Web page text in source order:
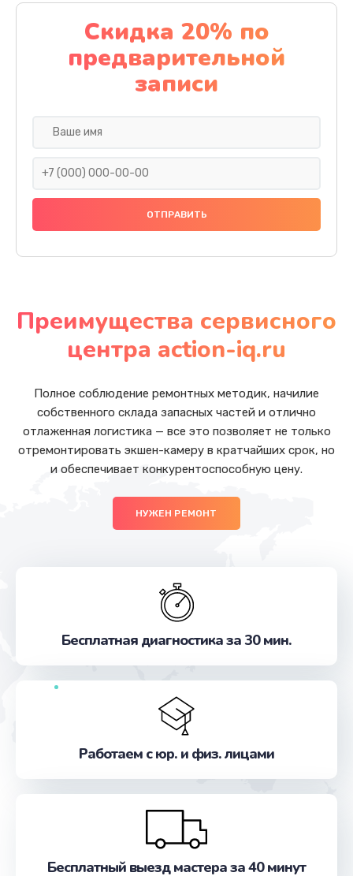
Скидка 20% по
предварительной
записи
Преимущества сервисного
центра action-iq.ru
Полное соблюдение ремонтных методик, начилие
собственного склада запасных частей и отлично
отлаженная логистика — все это позволяет не только
отремонтировать экшен-камеру в кратчайших срок, но
и обеспечивает конкурентоспособную цену.
НУЖЕН РЕМОНТ
Бесплатная диагностика за 30 мин.
Работаем с юр. и физ. лицами
Бесплатный выезд мастера за 40 минут